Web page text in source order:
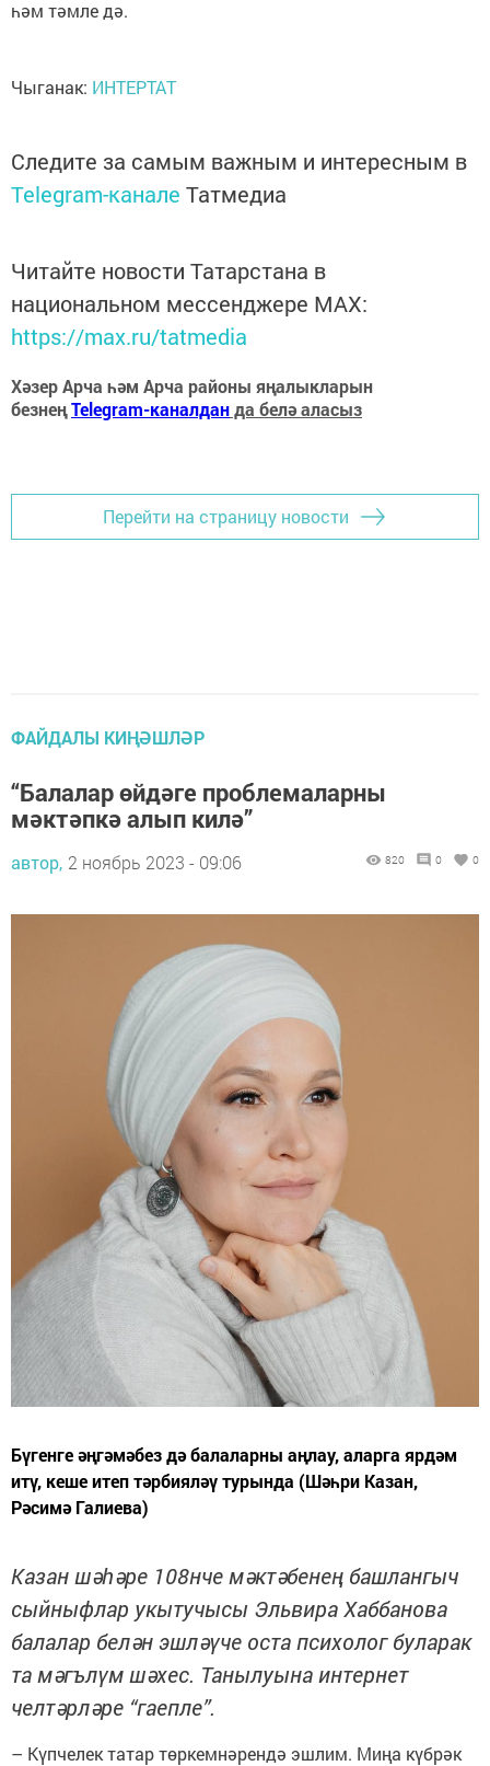
һәм тәмле дә.
Чыганак: ИНТЕРТАТ
Следите за самым важным и интересным в
Telegram-канале Татмедиа
Читайте новости Татарстана в
национальном мессенджере MАХ:
https://max.ru/tatmedia
Хәзер Арча һәм Арча районы яңалыкларын
безнеңTelegram-каналданда белә аласыз
Перейти на страницу новости
ФАЙДАЛЫ КИҢӘШЛӘР
“Балалар өйдәге проблемаларны
мәктәпкә алып килә”
автор, 2 ноябрь 2023 - 09:06 820 0 0
Бүгенге әңгәмәбез дә балаларны аңлау, аларга ярдәм
итү, кеше итеп тәрбияләү турында (Шәһри Казан,
Рәсимә Галиева)
Казан шәһәре 108нче мәктәбенең башлангыч
сыйныфлар укытучысы Эльвира Хаббанова
балалар белән эшләүче оста психолог буларак
та мәгълүм шәхес. Танылуына интернет
челтәрләре “гаепле”.
– Күпчелек татар төркемнәрендә эшлим. Миңа күбрәк